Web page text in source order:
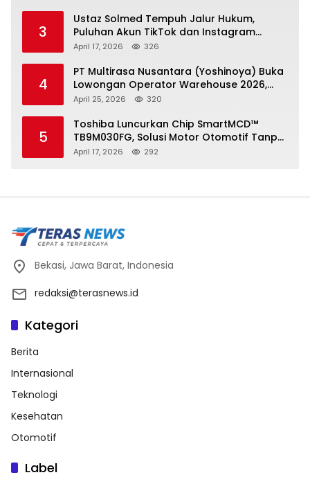
3
Ustaz Solmed Tempuh Jalur Hukum,
Puluhan Akun TikTok dan Instagram
Dilaporkan atas Tuduhan Fitnah
April 17, 2026 326
4
PT Multirasa Nusantara (Yoshinoya) Buka
Lowongan Operator Warehouse 2026,
Penempatan CK Bekasi
April 25, 2026 320
5
Toshiba Luncurkan Chip SmartMCD™
TB9M030FG, Solusi Motor Otomotif Tanpa
Sensor di Kecepatan Nol
April 17, 2026 292
Bekasi, Jawa Barat, Indonesia
redaksi@terasnews.id
Kategori
Berita
Internasional
Teknologi
Kesehatan
Otomotif
Label